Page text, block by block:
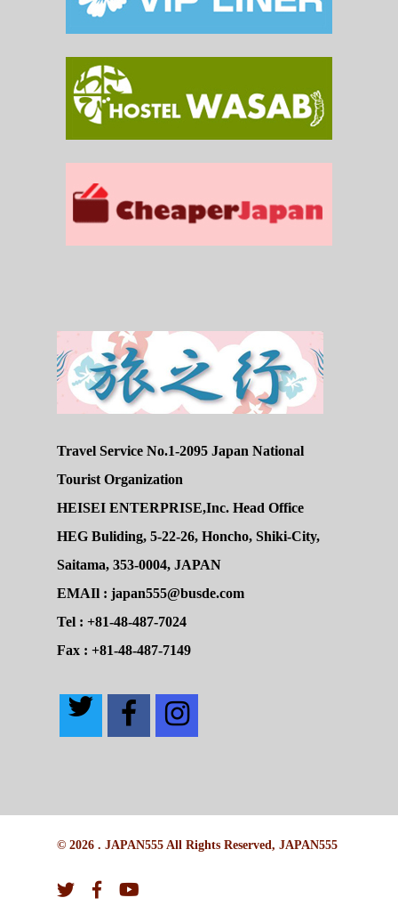
Travel Service No.1-2095 Japan National
Tourist Organization
HEISEI ENTERPRISE,Inc. Head Office
HEG Buliding, 5-22-26, Honcho, Shiki-City,
Saitama, 353-0004, JAPAN
EMAIl : japan555@busde.com
Tel : +81-48-487-7024
Fax : +81-48-487-7149
© 2026 . JAPAN555 All Rights Reserved, JAPAN555